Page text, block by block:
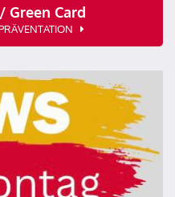
Green Card